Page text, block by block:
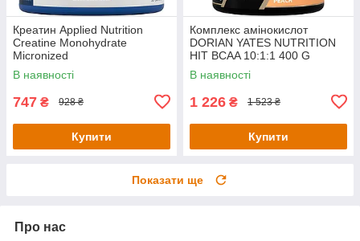
Креатин Applied Nutrition
Creatine Monohydrate
Micronized
PowderUnflavoured (250g - 50
Servings)
В наявності
747 ₴ 928 ₴
Купити
Комплекс амінокислот
DORIAN YATES NUTRITION
HIT BCAA 10:1:1 400 G
(PEACH)
В наявності
1 226 ₴ 1 523 ₴
Купити
Показати ще
Про нас